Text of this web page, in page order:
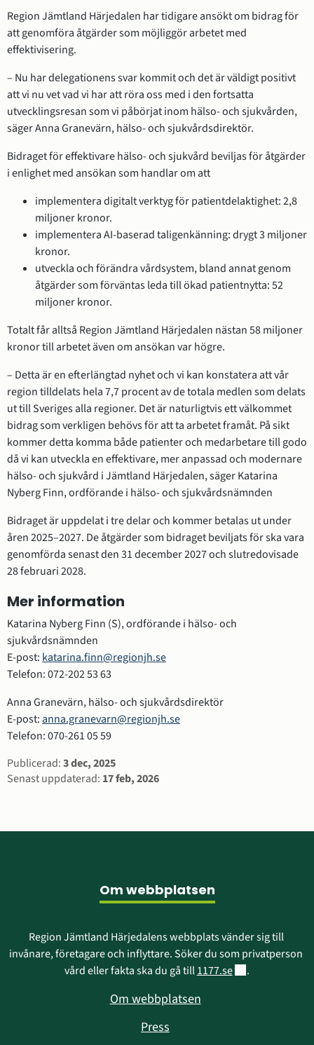
Region Jämtland Härjedalen har tidigare ansökt om bidrag för
att genomföra åtgärder som möjliggör arbetet med
effektivisering.
– Nu har delegationens svar kommit och det är väldigt positivt
att vi nu vet vad vi har att röra oss med i den fortsatta
utvecklingsresan som vi påbörjat inom hälso- och sjukvården,
säger Anna Granevärn, hälso- och sjukvårdsdirektör.
Bidraget för effektivare hälso- och sjukvård beviljas för åtgärder
i enlighet med ansökan som handlar om att
implementera digitalt verktyg för patientdelaktighet: 2,8
miljoner kronor.
implementera AI-baserad taligenkänning: drygt 3 miljoner
kronor.
utveckla och förändra vårdsystem, bland annat genom
åtgärder som förväntas leda till ökad patientnytta: 52
miljoner kronor.
Totalt får alltså Region Jämtland Härjedalen nästan 58 miljoner
kronor till arbetet även om ansökan var högre.
– Detta är en efterlängtad nyhet och vi kan konstatera att vår
region tilldelats hela 7,7 procent av de totala medlen som delats
ut till Sveriges alla regioner. Det är naturligtvis ett välkommet
bidrag som verkligen behövs för att ta arbetet framåt. På sikt
kommer detta komma både patienter och medarbetare till godo
då vi kan utveckla en effektivare, mer anpassad och modernare
hälso- och sjukvård i Jämtland Härjedalen, säger Katarina
Nyberg Finn, ordförande i hälso- och sjukvårdsnämnden
Bidraget är uppdelat i tre delar och kommer betalas ut under
åren 2025–2027. De åtgärder som bidraget beviljats för ska vara
genomförda senast den 31 december 2027 och slutredovisade
28 februari 2028.
Mer information
Katarina Nyberg Finn (S), ordförande i hälso- och
sjukvårdsnämnden
E-post: katarina.finn@regionjh.se
Telefon: 072-202 53 63
Anna Granevärn, hälso- och sjukvårdsdirektör
E-post: anna.granevarn@regionjh.se
Telefon: 070-261 05 59
Sidinformation
Publicerad:3 dec, 2025
Senast uppdaterad: 17 feb, 2026
Om webbplatsen
Region Jämtland Härjedalens webbplats vänder sig till
invånare, företagare och inflyttare. Söker du som privatperson
vård eller fakta ska du gå till 1177.seLänk till annan
.
Om webbplatsen
Press